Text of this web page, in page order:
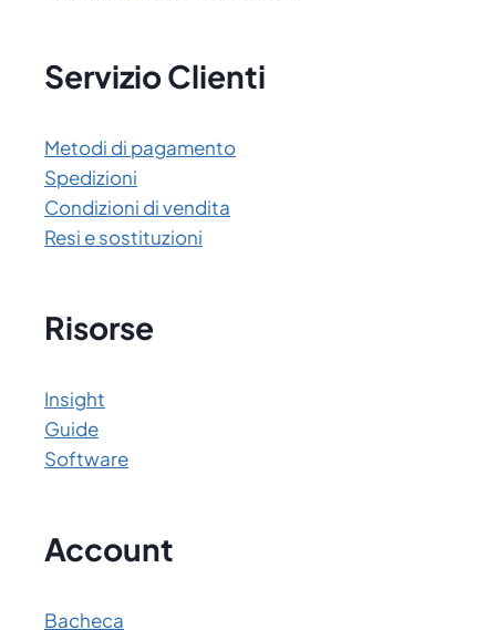
Servizio Clienti
Metodi di pagamento
Spedizioni
Condizioni di vendita
Resi e sostituzioni
Risorse
Insight
Guide
Software
Account
Bacheca